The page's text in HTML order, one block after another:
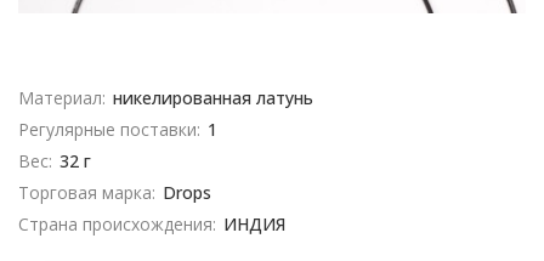
Материал: никелированная латунь
Регулярные поставки: 1
Вес: 32 г
Торговая марка: Drops
Страна происхождения: ИНДИЯ